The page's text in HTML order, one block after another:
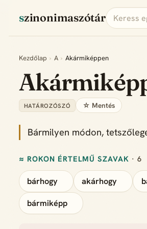
szinonimaszótár
Kezdőlap › A › Akármiképpen
HATÁROZÓSZÓ ☆ Mentés
Bármilyen módon,
≈ ROKON ÉRTELMŰ SZAVAK · 6
bárhogy akárhogy
bármiképp